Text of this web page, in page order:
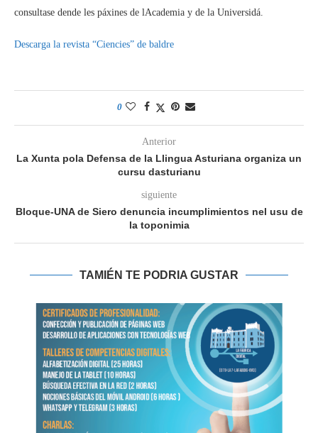
consultase dende les páxines de lAcademia y de la Universidá.
Descarga la revista “Ciencies” de baldre
0
Anterior
La Xunta pola Defensa de la Llingua Asturiana organiza un
cursu dasturianu
siguiente
Bloque-UNA de Siero denuncia incumplimientos nel usu de
la toponimia
TAMIÉN TE PODRIA GUSTAR